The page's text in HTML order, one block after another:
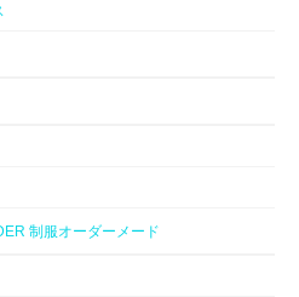
制服オーダーメード